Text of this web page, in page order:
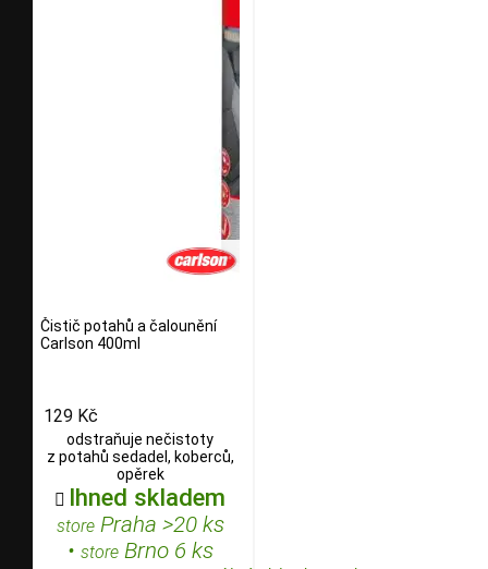
Čistič potahů a čalounění
Carlson 400ml
129 Kč
odstraňuje nečistoty
z potahů sedadel, koberců,
opěrek
 Ihned skladem
storePraha >20 ks
• storeBrno 6 ks